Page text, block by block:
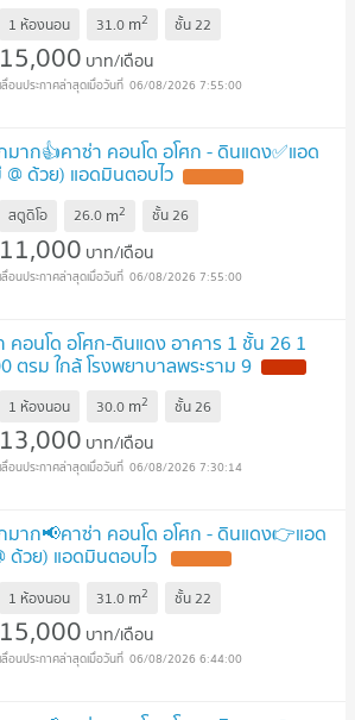
1 ห้องนอน 31.0 m2 ชั้น22
15,000 บาท/เดือน
06/08/2026 7:55:00
มาก👍คาซ่า คอนโด อโศก - ดินแดง✅แอด
ด้วย) แอดมินตอบไว
สตูดิโอ 26.0 m2 ชั้น26
11,000 บาท/เดือน
06/08/2026 7:55:00
คอนโด อโศก-ดินแดง อาคาร 1 ชั้น 26 1
ตรม ใกล้ โรงพยาบาลพระราม 9
1 ห้องนอน 30.0 m2 ชั้น26
13,000 บาท/เดือน
06/08/2026 7:30:14
มาก📢คาซ่า คอนโด อโศก - ดินแดง👉แอด
ด้วย) แอดมินตอบไว
1 ห้องนอน 31.0 m2 ชั้น22
15,000 บาท/เดือน
06/08/2026 6:44:00